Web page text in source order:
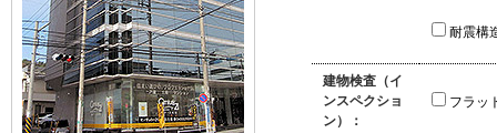
耐震構
建物検査（イ
ンスペクショ
ン）：
フラッ